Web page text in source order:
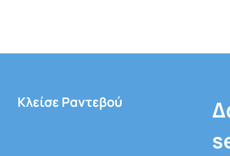
Κλείσε Ραντεβού